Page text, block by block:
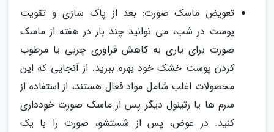
تعویض ماسک صورت: بعد از پاک سازی و تقویت
پوست در شب، می توانید چند بار در هفته از ماسک
صورت برای یاری به کاهش فراوری چربی یا مرطوب
کردن پوست خشک خود بهره ببرید. از آنجایی که این
محصولات اغلب شامل مواد فعال هستند، از استفاده از
سرم ها یا رتینول دیگر پس از ماسک صورت خودداری
کنید. در عوض، پس از شستشو، صورت را با یک